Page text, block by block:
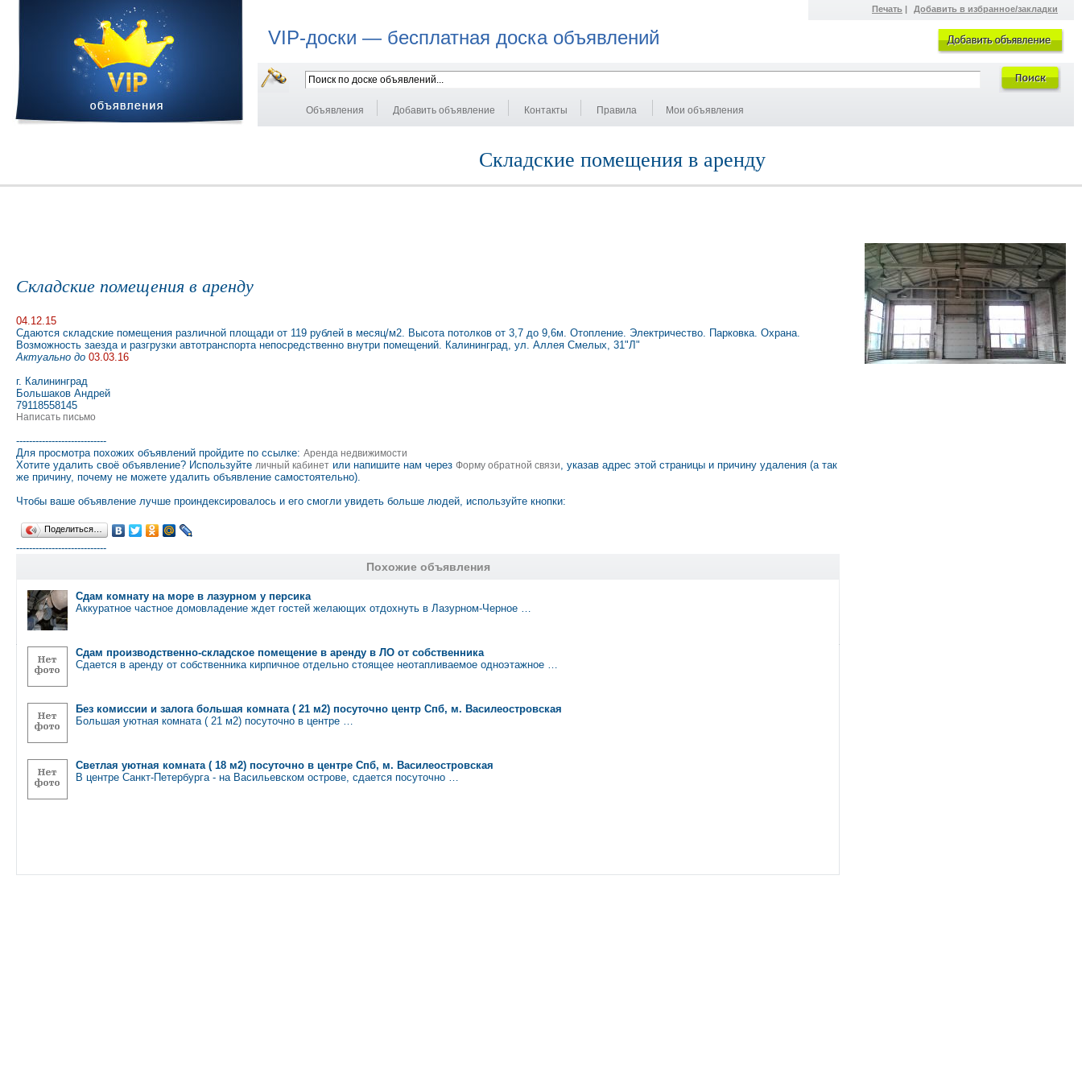
Печать | Добавить в избранное/закладки
VIP-доски — бесплатная доска объявлений
Объявления Добавить объявление Контакты Правила Мои объявления
Складские помещения в аренду
Складские помещения в аренду
04.12.15
Сдаются складские помещения различной площади от 119 рублей в месяц/м2. Высота потолков от 3,7 до 9,6м. Отопление. Электричество. Парковка. Охрана.
Возможность заезда и разгрузки автотранспорта непосредственно внутри помещений. Калининград, ул. Аллея Смелых, 31"Л"
Актуально до 03.03.16
г. Калининград
Большаков Андрей
79118558145
Написать письмо
----------------------------
Для просмотра похожих объявлений пройдите по ссылке: Аренда недвижимости
Хотите удалить своё объявление? Используйте личный кабинет или напишите нам через Форму обратной связи, указав адрес этой страницы и причину удаления (а так
же причину, почему не можете удалить объявление самостоятельно).
Чтобы ваше объявление лучше проиндексировалось и его смогли увидеть больше людей, используйте кнопки:
Поделиться…
----------------------------
Похожие объявления
Сдам комнату на море в лазурном у персика
Аккуратное частное домовладение ждет гостей желающих отдохнуть в Лазурном-Черное …
Сдам производственно-складское помещение в аренду в ЛО от собственника
Сдается в аренду от собственника кирпичное отдельно стоящее неотапливаемое одноэтажное …
Без комиссии и залога большая комната ( 21 м2) посуточно центр Спб, м. Василеостровская
Большая уютная комната ( 21 м2) посуточно в центре …
Светлая уютная комната ( 18 м2) посуточно в центре Спб, м. Василеостровская
В центре Санкт-Петербурга - на Васильевском острове, сдается посуточно …